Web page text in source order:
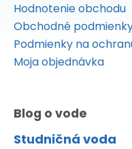
Hodnotenie obchodu
Obchodné
Podmienky na
Moja objednávka
Blog o vode
Studničná voda